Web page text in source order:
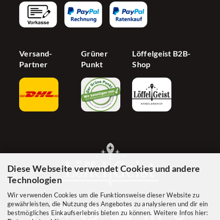
Diese Webseite verwendet Cookies und andere
Technologien
Wir verwenden Cookies um die Funktionsweise dieser Website zu
gewährleisten, die Nutzung des Angebotes zu analysieren und dir ein
bestmögliches Einkaufserlebnis bieten zu können. Weitere Infos hier:
Cookie Einstellungen
Versand-
Partner
Grüner
Punkt
Löffelgeist B2B-
Shop